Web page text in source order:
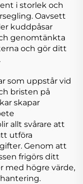
i storlek och
Oavsett
kuddpåsar
genomtänkta
och gör ditt
som uppstår vid
bristen på
skapar
allt svårare att
utföra
Genom att
frigörs ditt
med högre värde,